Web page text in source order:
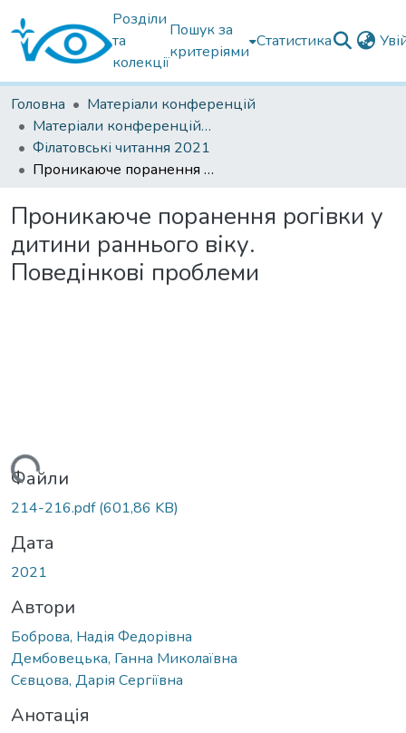
Розділи
та
колекції
Пошук за
критеріями
Статистика
Головна
Матеріали конференцій
Матеріали конференцій Інституту Філатова
Філатовські читання 2021
Проникаюче поранення рогівки у дитини раннього віку. Поведінкові проблеми
Проникаюче поранення рогівки у
дитини раннього віку.
Поведінкові проблеми
Файли
214-216.pdf(601,86 KB)
Дата
2021
Автори
Боброва, Надія Федорівна
Дембовецька, Ганна Миколаївна
Сєвцова, Дарія Сергіївна
Анотація